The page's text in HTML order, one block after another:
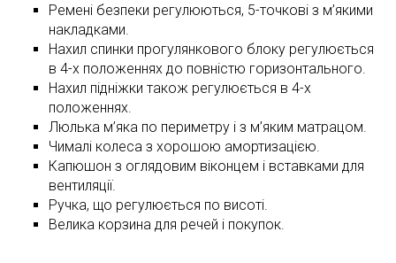
Ремені безпеки регулюються, 5-точкові з м’якими
накладками.
Нахил спинки прогулянкового блоку регулюється
в 4-х положеннях до повністю горизонтального.
Нахил підніжки також регулюється в 4-х
положеннях.
Люлька м’яка по периметру і з м’яким матрацом.
Чималі колеса з хорошою амортизацією.
Капюшон з оглядовим віконцем і вставками для
вентиляції.
Ручка, що регулюється по висоті.
Велика корзина для речей і покупок.